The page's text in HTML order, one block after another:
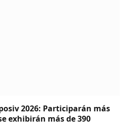
2026: Participarán más
exhibirán más de 390